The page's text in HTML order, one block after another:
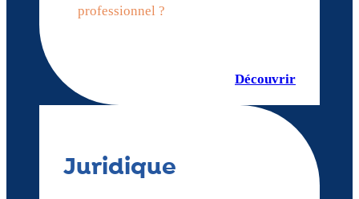
professionnel ?
Découvrir
Juridique